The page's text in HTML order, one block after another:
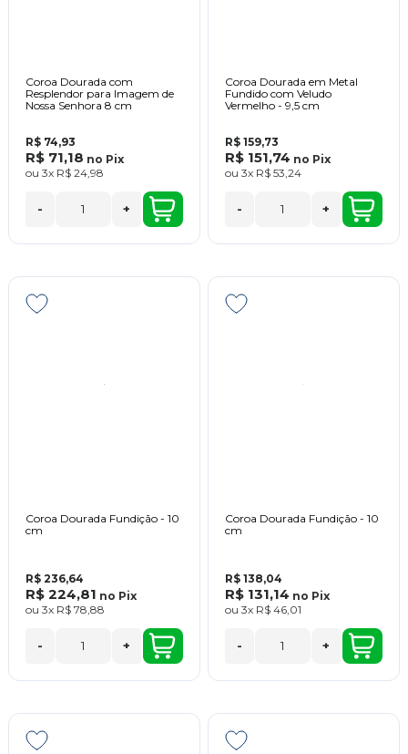
Coroa Dourada com
Resplendor para Imagem de
Nossa Senhora 8 cm
R$ 74,93
R$ 71,18 no Pix
ou 3x R$ 24,98
- +
Coroa Dourada em Metal
Fundido com Veludo
Vermelho - 9,5 cm
R$ 159,73
R$ 151,74 no Pix
ou 3x R$ 53,24
- +
Coroa Dourada Fundição - 10
cm
R$ 236,64
R$ 224,81 no Pix
ou 3x R$ 78,88
- +
Coroa Dourada Fundição - 10
cm
R$ 138,04
R$ 131,14 no Pix
ou 3x R$ 46,01
- +